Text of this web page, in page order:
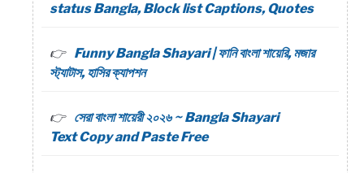
status Bangla, Block list Captions, Quotes
Funny Bangla Shayari | ফানি বাংলা শায়েরি, মজার
স্ট্যাটাস, হাসির ক্যাপশন
সেরা বাংলা শায়েরী ২০২৬ ~ Bangla Shayari
Text Copy and Paste Free